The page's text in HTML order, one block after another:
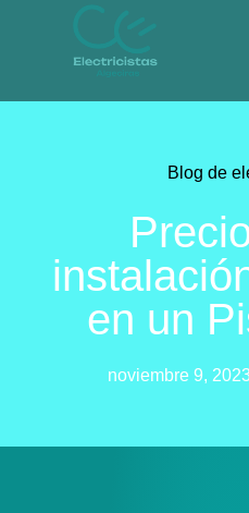
Blog de
en un
noviembre 9,